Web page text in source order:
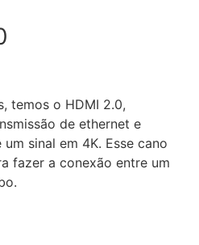
temos o HDMI 2.0,
de ethernet e
sinal em 4K. Esse cano
fazer a conexão entre um